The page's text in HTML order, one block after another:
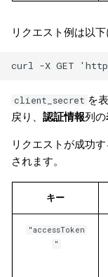
リクエスト例は以下
client_secret を
戻り、 認証情報列の
リクエストが成功
されます。
キー
"accessToken
"